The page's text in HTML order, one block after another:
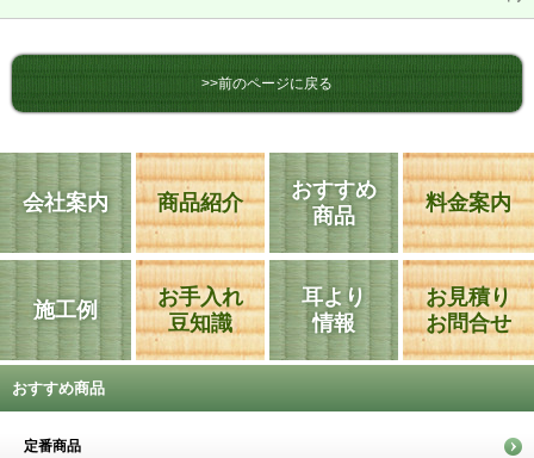
>>前のページに戻る
会社案内 商品紹介
おすすめ
商品
料金案内
施工例
お手入れ
豆知識
耳より
情報
お見積り
お問合せ
おすすめ商品
定番商品